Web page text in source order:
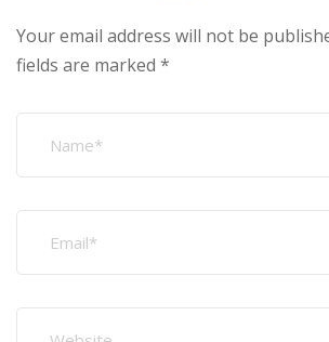
Your email address will not be
fields are marked *